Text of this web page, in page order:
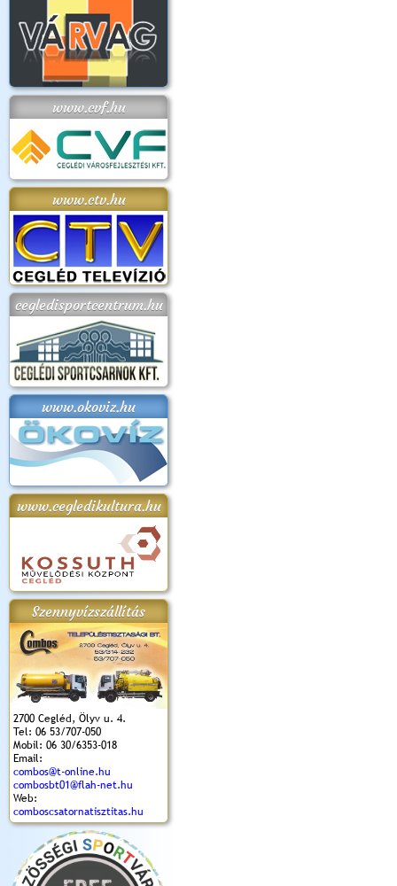
www.cvf.hu
www.ctv.hu
cegledisportcentrum.hu
www.okoviz.hu
www.cegledikultura.hu
Szennyvízszállítás
2700 Cegléd, Ölyv u. 4.
Tel: 06 53/707-050
Mobil: 06 30/6353-018
Email:
combos@t-online.hu
combosbt01@flah-net.hu
Web:
comboscsatornatisztitas.hu
2018.
Kossuth Toborzó
Ünnepély
Szent István Ünnepe
(2017. 08. 20.)